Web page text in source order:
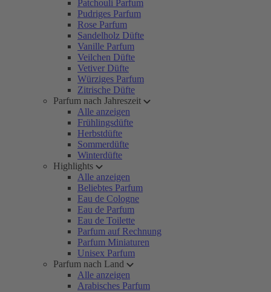
Patchouli Parfum
Pudriges Parfum
Rose Parfum
Sandelholz Düfte
Vanille Parfum
Veilchen Düfte
Vetiver Düfte
Würziges Parfum
Zitrische Düfte
Parfum nach Jahreszeit
Alle anzeigen
Frühlingsdüfte
Herbstdüfte
Sommerdüfte
Winterdüfte
Highlights
Alle anzeigen
Beliebtes Parfum
Eau de Cologne
Eau de Parfum
Eau de Toilette
Parfum auf Rechnung
Parfum Miniaturen
Unisex Parfum
Parfum nach Land
Alle anzeigen
Arabisches Parfum